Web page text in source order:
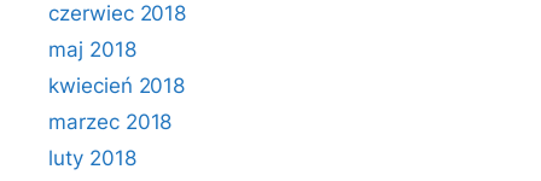
czerwiec 2018
maj 2018
kwiecień 2018
marzec 2018
luty 2018